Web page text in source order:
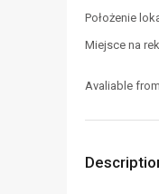
Położenie
Miejsce na
Avaliable from